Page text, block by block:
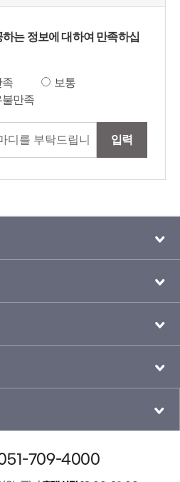
는 정보에 대하여 만족하십
족
보통
불만족
입력
051-709-4000